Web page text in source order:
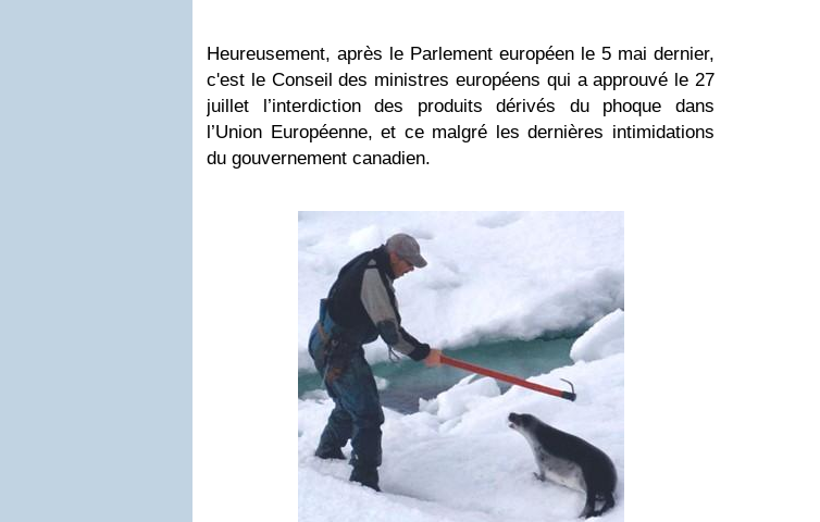
Heureusement, après le Parlement européen le 5 mai dernier,
c'est le Conseil des ministres européens qui a approuvé le 27
juillet l’interdiction des produits dérivés du phoque dans
l’Union Européenne, et ce malgré les dernières intimidations
du gouvernement canadien.